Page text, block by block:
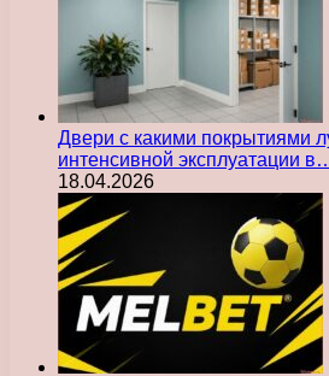
Двери с какими покрытиями
интенсивной эксплуатации
18.04.2026